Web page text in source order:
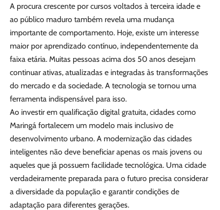
A procura crescente por cursos voltados à terceira idade e
ao público maduro também revela uma mudança
importante de comportamento. Hoje, existe um interesse
maior por aprendizado contínuo, independentemente da
faixa etária. Muitas pessoas acima dos 50 anos desejam
continuar ativas, atualizadas e integradas às transformações
do mercado e da sociedade. A tecnologia se tornou uma
ferramenta indispensável para isso.
Ao investir em qualificação digital gratuita, cidades como
Maringá fortalecem um modelo mais inclusivo de
desenvolvimento urbano. A modernização das cidades
inteligentes não deve beneficiar apenas os mais jovens ou
aqueles que já possuem facilidade tecnológica. Uma cidade
verdadeiramente preparada para o futuro precisa considerar
a diversidade da população e garantir condições de
adaptação para diferentes gerações.